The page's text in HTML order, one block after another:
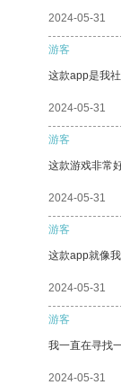
2024-05-31
游客
这款app是我
2024-05-31
游客
这款游戏非常
2024-05-31
游客
这款app就像
2024-05-31
游客
我一直在寻找
2024-05-31